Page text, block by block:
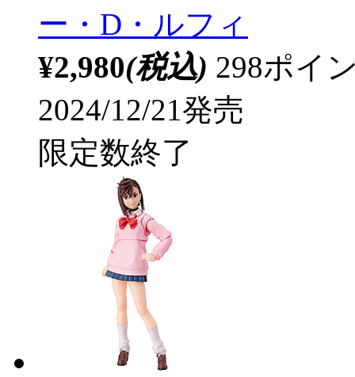
ー・D・ルフィ
¥2,980(税込) 298ポイ
2024/12/21発売
限定数終了